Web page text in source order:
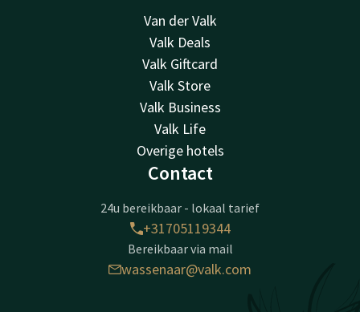
Van der Valk
Valk Deals
Valk Giftcard
Valk Store
Valk Business
Valk Life
Overige hotels
Contact
24u bereikbaar - lokaal tarief
+31705119344
Bereikbaar via mail
wassenaar@valk.com